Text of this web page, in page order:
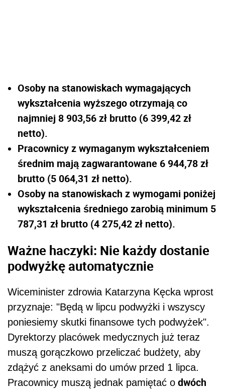
Osoby na stanowiskach wymagających
wykształcenia wyższego otrzymają co
najmniej 8 903,56 zł brutto (6 399,42 zł
netto).
Pracownicy z wymaganym wykształceniem
średnim mają zagwarantowane 6 944,78 zł
brutto (5 064,31 zł netto).
Osoby na stanowiskach z wymogami poniżej
wykształcenia średniego zarobią minimum 5
787,31 zł brutto (4 275,42 zł netto).
Ważne haczyki: Nie każdy dostanie
podwyżkę automatycznie
Wiceminister zdrowia Katarzyna Kęcka wprost
przyznaje: "Będą w lipcu podwyżki i wszyscy
poniesiemy skutki finansowe tych podwyżek".
Dyrektorzy placówek medycznych już teraz
muszą gorączkowo przeliczać budżety, aby
zdążyć z aneksami do umów przed 1 lipca.
Pracownicy muszą jednak pamiętać o dwóch